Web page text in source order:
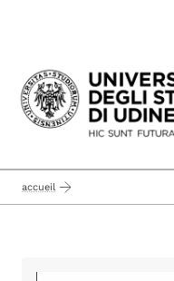
Passa al
accueil